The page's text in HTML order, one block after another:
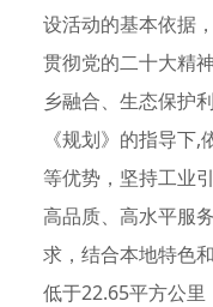
设活动的基本依据
贯彻党的二十大精
乡融合、生态保护
《规划》的指导
等优势，坚持工业
高品质、高水平服
求，结合本地特色
低于22.65平方公